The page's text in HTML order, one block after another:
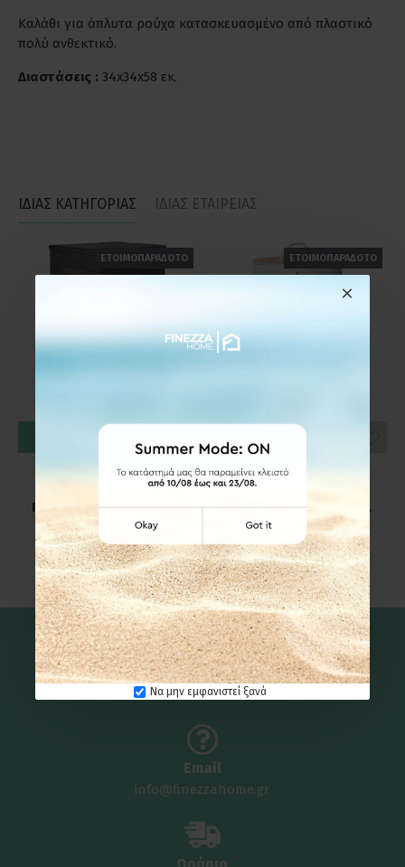
Να μην εμφανιστεί ξανά
Καλάθι για άπλυτα ρούχα κατασκευασμένο από πλαστικό
πολύ ανθεκτικό.
Διαστάσεις : 34x34x58 εκ.
ΙΔΙΑΣ ΚΑΤΗΓΟΡΙΑΣ ΙΔΙΑΣ ΕΤΑΙΡΕΙΑΣ
ΕΤΟΙΜΟΠΑΡΑΔΟΤΟ
8411 Καλάθι Απλύτων
Αναδιπλούμενο με
Πολυεστερικό Ύφασμα
30x30x60εκ.Γκρι
25,00€
ΚΑΛΆΘΙ
ΕΤΟΙΜΟΠΑΡΑΔΟΤΟ
8428 Καλάθι Απλύτων
Bamboo Πτυσσόμενο
Στρογγυλό Φ35X60 ΕΚ.
40,00€
Καλέστε μας
210 6131325
Email
info@finezzahome.gr